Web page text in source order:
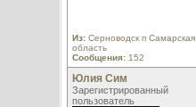
Из:Серноводск п Самарская
область
Сообщения:152
Юлия Сим
Зарегистрированный
пользователь